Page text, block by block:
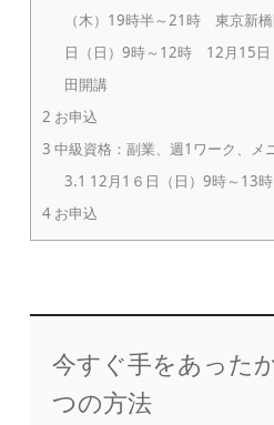
（木）19時半～21時 東京新
日（日）9時～12時 12月15
田開講
2 お申込
3 中級資格：副業、週1ワーク、メ
3.1 12月1６日（日）9時～13
4 お申込
今すぐ手をあった
つの方法